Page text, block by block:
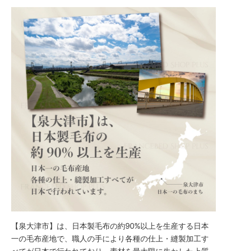
【泉大津市】は、日本製毛布の約90%以上を生産する日本
一の毛布産地で、職人の手により各種の仕上・縫製加工す